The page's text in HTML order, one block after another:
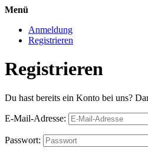
Menü
Anmeldung
Registrieren
Registrieren
Du hast bereits ein Konto bei uns?
E-Mail-Adresse:
Passwort: